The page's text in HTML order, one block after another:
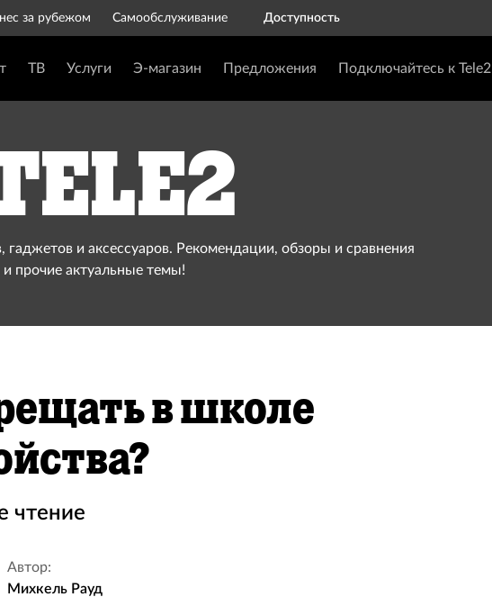
за рубежом Самообслуживание Доступность
ТВ Услуги Э-магазин Предложения Подключайтесь к Tele2
и аксессуаров. Рекомендации, обзоры и сравнения
прочие актуальные темы!
в школе
чтение
Автор:
Михкель Рауд